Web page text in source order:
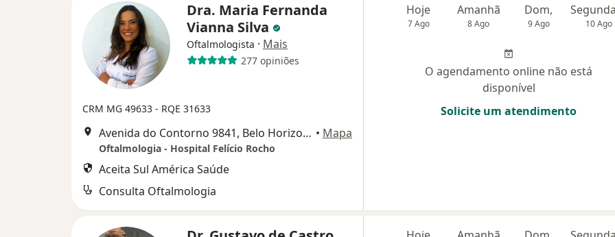
Dra. Maria Fernanda
Vianna Silva
Oftalmologista · Mais
277 opiniões
CRM MG 49633 - RQE 31633
Avenida do Contorno 9841, Belo Horizonte • Mapa
Oftalmologia - Hospital Felício Rocho
Aceita Sul América Saúde
Consulta Oftalmologia
Hoje
7 Ago
Amanhã
8 Ago
Dom,
9 Ago 10 Ago
O agendamento online não está
disponível
Solicite um atendimento